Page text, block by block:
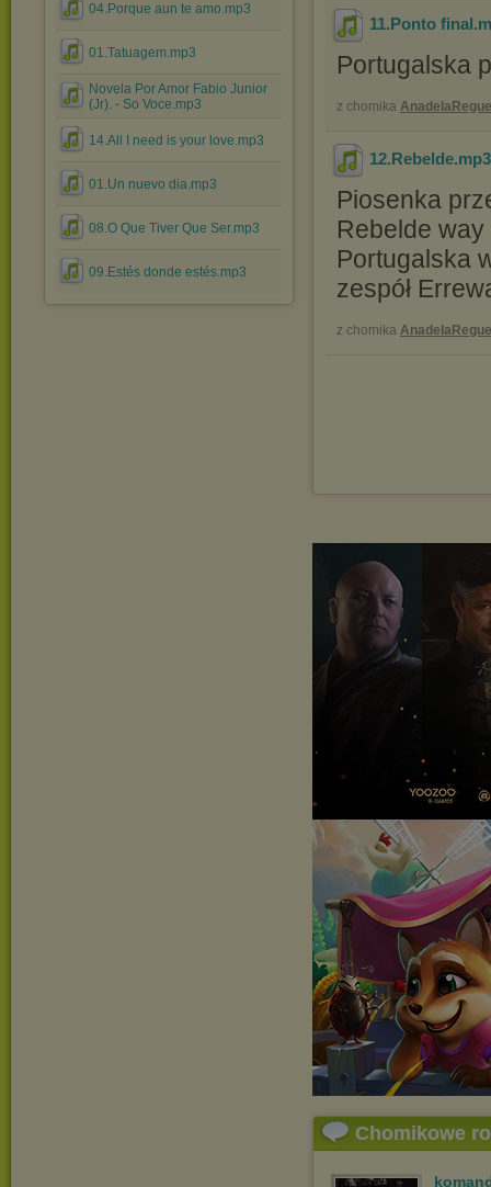
04.Porque aun te amo.mp3
01.Tatuagem.mp3
Novela Por Amor Fabio Junior
(Jr). - So Voce.mp3
14.All I need is your love.mp3
01.Un nuevo dia.mp3
08.O Que Tiver Que Ser.mp3
09.Estés donde estés.mp3
11.Ponto final
Portugalska
z chomika
12.Rebelde
Piosenka
Rebelde
Portugalska
zespół
z chomika
Chomikowe